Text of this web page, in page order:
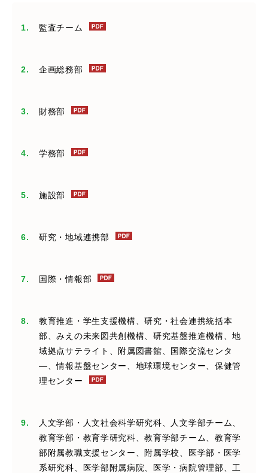
監査チーム
企画総務部
財務部
学務部
施設部
研究・地域連携部
国際・情報部
教育推進・学生支援機構、研究・社会連携統括本
部、みえの未来図共創機構、研究基盤推進機構、地
域拠点サテライト、附属図書館、国際交流センタ
― 、情報基盤センター、地球環境センター、保健管
理センター
人文学部・人文社会科学研究科、人文学部チーム、
教育学部・教育学研究科、教育学部チーム、教育学
部附属教職支援センター、附属学校、医学部・医学
系研究科、医学部附属病院、医学・病院管理部、工